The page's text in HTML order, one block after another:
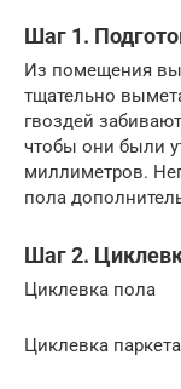
Шаг 1.
Из помещения
тщательно
гвоздей
чтобы они были
миллиметров.
пола
Шаг 2.
Циклевка пола
Циклевка паркета